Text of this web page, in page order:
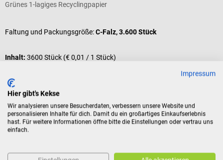
Grünes 1-lagiges Recyclingpapier
Faltung und Packungsgröße:C-Falz, 3.600 Stück
Inhalt: 3600 Stück (€ 0,01 / 1 Stück)
Varianten ab
€ 38,34*
In den Warenkorb
Kunden kauften auch
Fripa
Impressum
Hier gibt's Kekse
Wir analysieren unsere Besucherdaten, verbessern unsere Website und
personalisieren Inhalte für dich. Damit du ein großartiges Einkaufserlebnis
hast. Für weitere Informationen öffne bitte die Einstellungen oder vertrau uns
einfach.